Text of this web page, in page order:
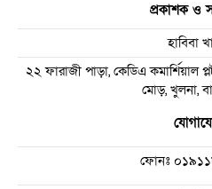
প্রকাশক ও
হাবিবা
২২ ফারাজী পাড়া, কেডিএ কমার্শিয়াল
মোড়, খুলনা,
ফোনঃ